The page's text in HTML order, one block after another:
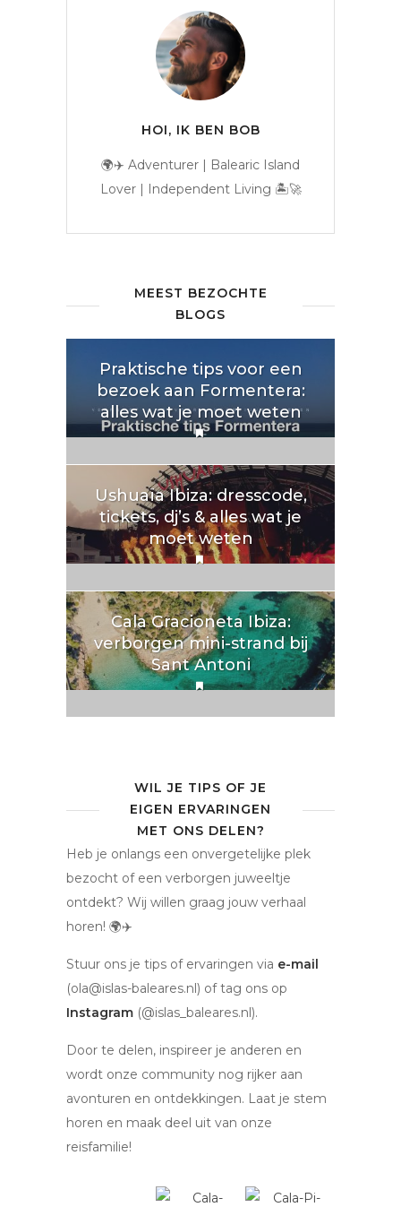
HOI, IK BEN BOB
🌍✈️ Adventurer | Balearic Island
Lover | Independent Living 🏝️🚀
MEEST BEZOCHTE
BLOGS
Praktische tips voor een
bezoek aan Formentera:
alles wat je moet weten
Ushuaïa Ibiza: dresscode,
tickets, dj’s & alles wat je
moet weten
Cala Gracioneta Ibiza:
verborgen mini-strand bij
Sant Antoni
WIL JE TIPS OF JE
EIGEN ERVARINGEN
MET ONS DELEN?
Heb je onlangs een onvergetelijke plek
bezocht of een verborgen juweeltje
ontdekt? Wij willen graag jouw verhaal
horen! 🌍✈️
Stuur ons je tips of ervaringen via e-mail
(ola@islas-baleares.nl) of tag ons op
Instagram (@islas_baleares.nl).
Door te delen, inspireer je anderen en
wordt onze community nog rijker aan
avonturen en ontdekkingen. Laat je stem
horen en maak deel uit van onze
reisfamilie!